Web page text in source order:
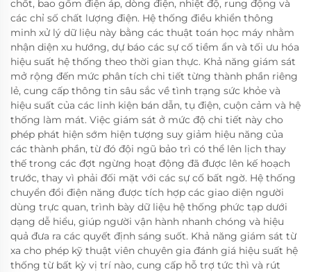
chốt, bao gồm điện áp, dòng điện, nhiệt độ, rung động và
các chỉ số chất lượng điện. Hệ thống điều khiển thông
minh xử lý dữ liệu này bằng các thuật toán học máy nhằm
nhận diện xu hướng, dự báo các sự cố tiềm ẩn và tối ưu hóa
hiệu suất hệ thống theo thời gian thực. Khả năng giám sát
mở rộng đến mức phân tích chi tiết từng thành phần riêng
lẻ, cung cấp thông tin sâu sắc về tình trạng sức khỏe và
hiệu suất của các linh kiện bán dẫn, tụ điện, cuộn cảm và hệ
thống làm mát. Việc giám sát ở mức độ chi tiết này cho
phép phát hiện sớm hiện tượng suy giảm hiệu năng của
các thành phần, từ đó đội ngũ bảo trì có thể lên lịch thay
thế trong các đợt ngừng hoạt động đã được lên kế hoạch
trước, thay vì phải đối mặt với các sự cố bất ngờ. Hệ thống
chuyển đổi điện năng được tích hợp các giao diện người
dùng trực quan, trình bày dữ liệu hệ thống phức tạp dưới
dạng dễ hiểu, giúp người vận hành nhanh chóng và hiệu
quả đưa ra các quyết định sáng suốt. Khả năng giám sát từ
xa cho phép kỹ thuật viên chuyên gia đánh giá hiệu suất hệ
thống từ bất kỳ vị trí nào, cung cấp hỗ trợ tức thì và rút